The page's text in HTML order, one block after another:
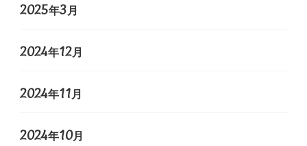
2025年3月
2024年12月
2024年11月
2024年10月